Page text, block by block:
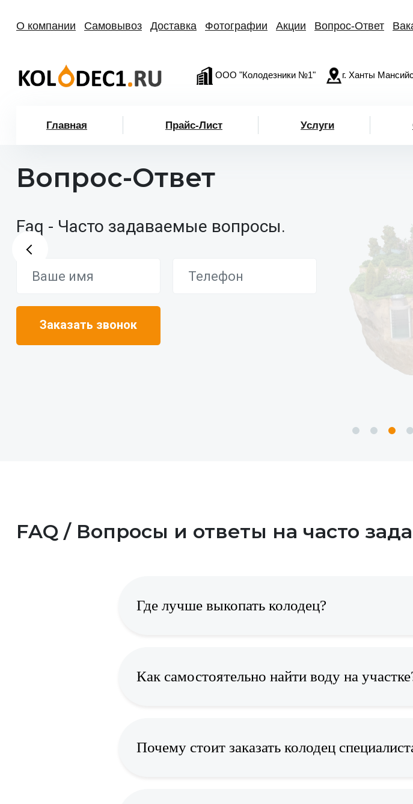
О компании Самовывоз Доставка Фотографии Акции Вопрос-Ответ
ООО "Колодезники №1" г. Ханты
Главная Прайс-Лист Услуги
Вопрос-Ответ
Faq - Часто задаваемые вопросы.
FAQ / Вопросы и ответы на часто
Где лучше выкопать колодец?
Как самостоятельно найти воду на
Почему стоит заказать колодец